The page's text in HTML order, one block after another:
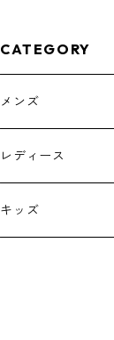
CATEGORY
メンズ
トップス
ボトムス
レディース
トップス
キッズ